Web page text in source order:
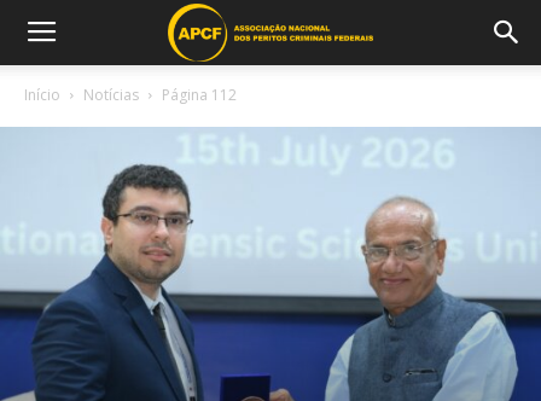
Início Notícias Página 112